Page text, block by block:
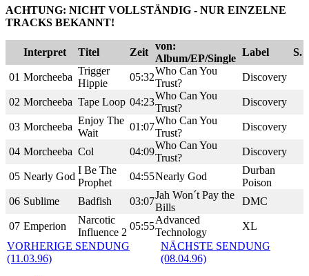
ACHTUNG: NICHT VOLLSTÄNDIG - NUR EINZELNE
TRACKS BEKANNT!
Interpret Titel Zeit
von:
Album/EP/Single
Label S.
01 Morcheeba
Trigger
Hippie
05:32
Who Can You
Trust?
Discovery
02 Morcheeba Tape Loop 04:23
Who Can You
Trust?
Discovery
03 Morcheeba
Enjoy The
Wait
01:07
Who Can You
Trust?
Discovery
04 Morcheeba Col 04:09
Who Can You
Trust?
Discovery
05 Nearly God
I Be The
Prophet
04:55Nearly God
Durban
Poison
06 Sublime Badfish 03:07
Jah Won´t Pay the
Bills
DMC
07 Emperion
Narcotic
Influence 2
05:55
Advanced
Technology
XL
VORHERIGE SENDUNG
(11.03.96)
NÄCHSTE SENDUNG
(08.04.96)